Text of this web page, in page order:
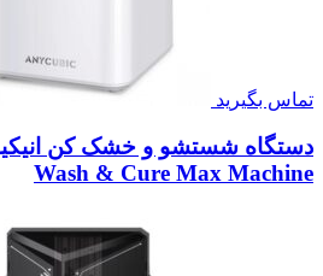
تماس بگیرید
Wash & Cure Max Machine